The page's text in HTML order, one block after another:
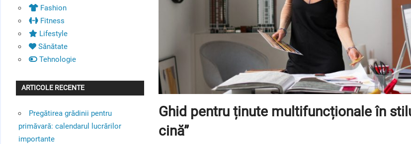
Ghid pentru ținute multifuncționale în
cină”
Fashion
Fitness
Lifestyle
Sănătate
Tehnologie
ARTICOLE RECENTE
Pregătirea grădinii pentru
primăvară: calendarul lucrărilor
importante